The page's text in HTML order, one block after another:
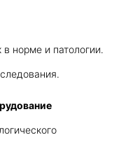
норме и патологии.